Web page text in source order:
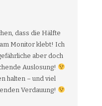
dass die Hälfte
Monitor klebt! Ich
aber doch
Auslosung!
halten – und viel
Verdauung!